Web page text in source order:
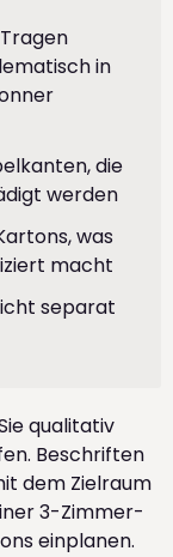
in
die
werden
was
macht
separat
qualitativ
Beschriften
dem Zielraum
3-Zimmer-
einplanen.